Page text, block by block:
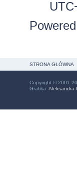
STRONA GŁÓWNA
Copyright © 2001-
Grafika: Aleksandra